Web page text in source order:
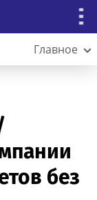
Главное
без